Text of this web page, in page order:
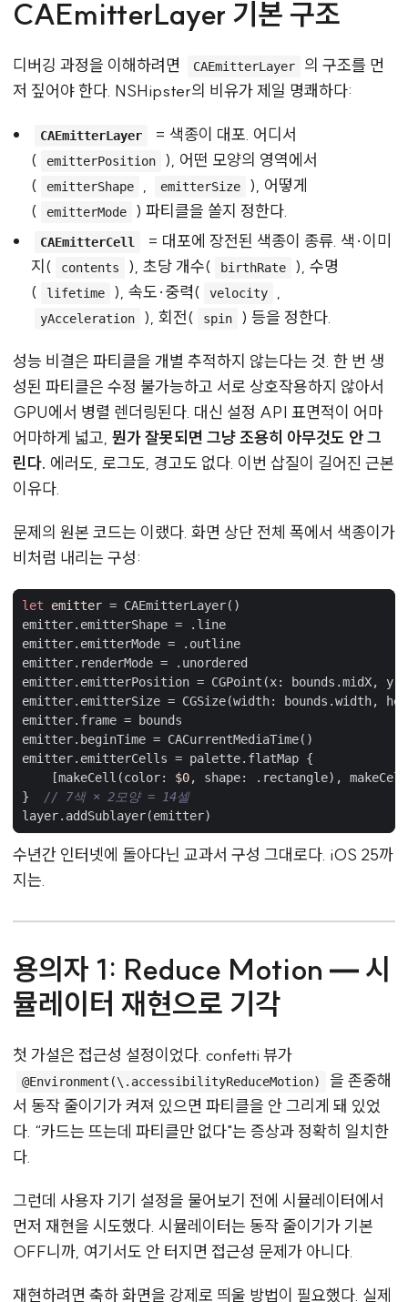
CAEmitterLayer 기본 구조
디버깅 과정을 이해하려면 CAEmitterLayer
의 구조를 먼
저 짚어야 한다. NSHipster의 비유가 제일 명쾌하다:
CAEmitterLayer
= 색종이 대포. 어디서
(
emitterPosition
), 어떤 모양의 영역에서
(
emitterShape , emitterSize
), 어떻게
(
emitterMode ) 파티클을 쏠지 정한다.
CAEmitterCell
= 대포에 장전된 색종이 종류. 색·이미
지(
contents ), 초당 개수( birthRate
), 수명
(
lifetime ), 속도·중력( velocity ,
yAcceleration ), 회전( spin ) 등을 정한다.
성능 비결은 파티클을 개별 추적하지 않는다는 것. 한 번 생
성된 파티클은 수정 불가능하고 서로 상호작용하지 않아서
GPU에서 병렬 렌더링된다. 대신 설정 API 표면적이 어마
어마하게 넓고, 뭔가 잘못되면 그냥 조용히 아무것도 안 그
린다. 에러도, 로그도, 경고도 없다. 이번 삽질이 길어진 근본
이유다.
문제의 원본 코드는 이랬다. 화면 상단 전체 폭에서 색종이가
비처럼 내리는 구성:
let emitter = CAEmitterLayer()
emitter. emitterShape = . line
emitter. emitterMode = . outline
emitter. renderMode = . unordered
emitter. emitterPosition = CGPoint (x: bounds .midX, y
emitter. emitterSize = CGSize(width: bounds .width,
emitter. frame =
bounds
emitter. beginTime = CACurrentMediaTime()
emitter. emitterCells = palette. flatMap {
[makeCell (color: $0, shape: . rectangle),
makeCell
}
// 7색 × 2모양 = 14셀
layer. addSublayer(emitter)
수년간 인터넷에 돌아다닌 교과서 구성 그대로다. iOS 25까
지는.
용의자 1: Reduce Motion — 시
뮬레이터 재현으로 기각
첫 가설은 접근성 설정이었다. confetti 뷰가
@Environment(\.accessibilityReduceMotion)
을 존중해
서 동작 줄이기가 켜져 있으면 파티클을 안 그리게 돼 있었
다. “카드는 뜨는데 파티클만 없다"는 증상과 정확히 일치한
다.
그런데 사용자 기기 설정을 물어보기 전에 시뮬레이터에서
먼저 재현을 시도했다. 시뮬레이터는 동작 줄이기가 기본
OFF니까, 여기서도 안 터지면 접근성 문제가 아니다.
재현하려면 축하 화면을 강제로 띄울 방법이 필요했다. 실제